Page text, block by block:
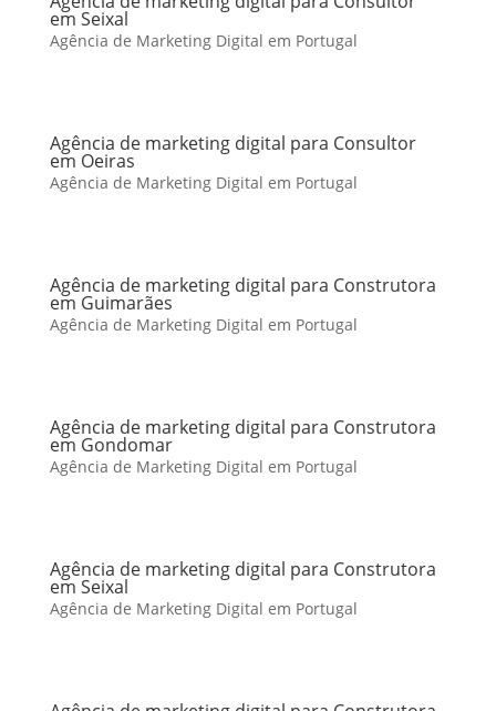
em Seixal
Agência de Marketing Digital em Portugal
Agência de marketing digital para Consultor
em Oeiras
Agência de Marketing Digital em Portugal
Agência de marketing digital para Construtora
em Guimarães
Agência de Marketing Digital em Portugal
Agência de marketing digital para Construtora
em Gondomar
Agência de Marketing Digital em Portugal
Agência de marketing digital para Construtora
em Seixal
Agência de Marketing Digital em Portugal